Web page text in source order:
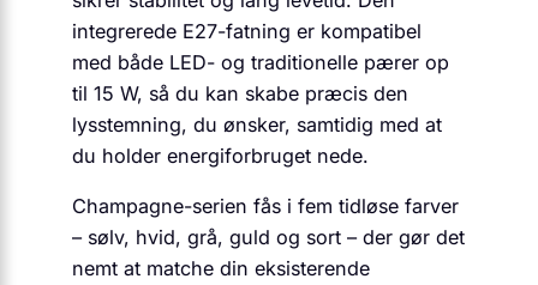
integrerede E27-fatning er kompatibel
med både LED- og traditionelle pærer op
til 15 W, så du kan skabe præcis den
lysstemning, du ønsker, samtidig med at
du holder energiforbruget nede.
Champagne-serien fås i fem tidløse farver
– sølv, hvid, grå, guld og sort – der gør det
nemt at matche din eksisterende